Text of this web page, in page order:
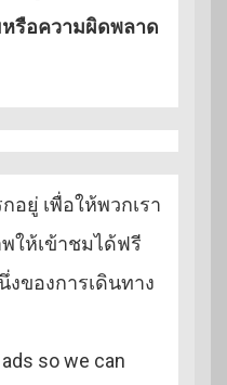
รือความผิดพลาด
ยู่ เพื่อให้พวกเรา
ให้เข้าชมได้ฟรี
ของการเดินทาง
so we can